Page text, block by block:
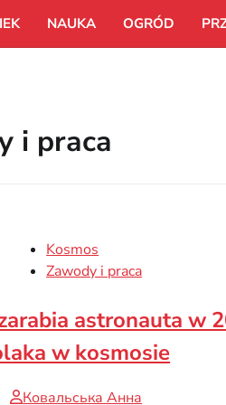
NAUKA OGRÓD
i praca
Kosmos
Zawody i praca
astronauta w
w kosmosie
Ковальська Анна